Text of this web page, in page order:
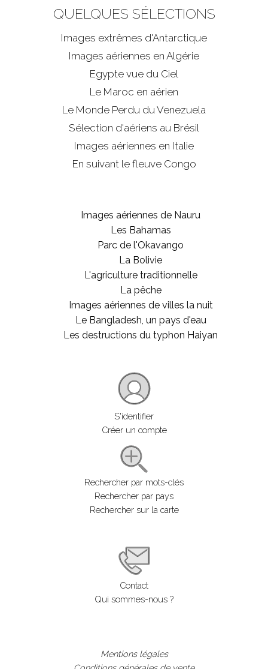
QUELQUES SÉLECTIONS
Images extrêmes d'Antarctique
Images aériennes en Algérie
Egypte vue du Ciel
Le Maroc en aérien
Le Monde Perdu du Venezuela
Sélection d'aériens au Brésil
Images aériennes en Italie
En suivant le fleuve Congo
Images aériennes de Nauru
Les Bahamas
Parc de l'Okavango
La Bolivie
L'agriculture traditionnelle
La pêche
Images aériennes de villes la nuit
Le Bangladesh, un pays d'eau
Les destructions du typhon Haiyan
S'identifier
Créer un compte
Rechercher par mots-clés
Rechercher par pays
Rechercher sur la carte
Contact
Qui sommes-nous ?
Mentions légales